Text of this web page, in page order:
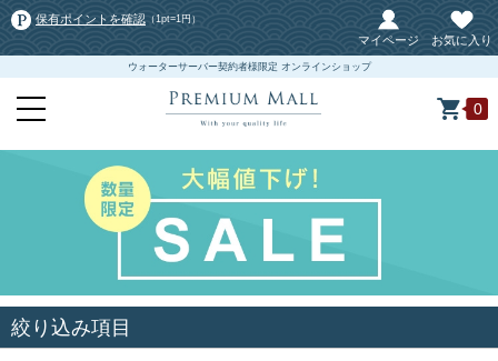
保有ポイントを確認 （1pt=1円）
マイページ お気に入り
ウォーターサーバー契約者様限定 オンラインショップ
0
絞り込み項目